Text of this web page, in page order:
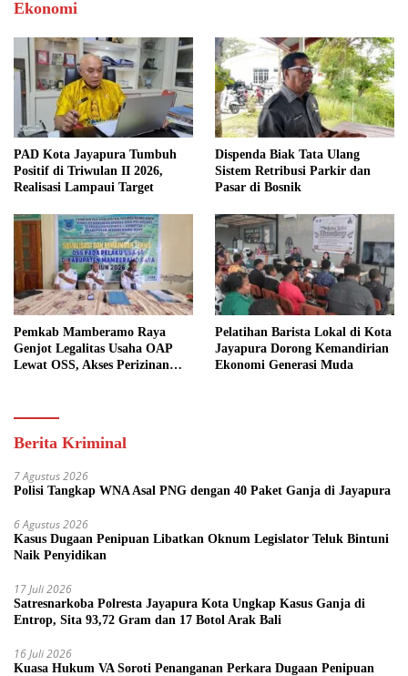
Ekonomi
PAD Kota Jayapura Tumbuh
Positif di Triwulan II 2026,
Realisasi Lampaui Target
Dispenda Biak Tata Ulang
Sistem Retribusi Parkir dan
Pasar di Bosnik
Pemkab Mamberamo Raya
Genjot Legalitas Usaha OAP
Lewat OSS, Akses Perizinan
Pelatihan Barista Lokal di Kota
Jayapura Dorong Kemandirian
Ekonomi Generasi Muda
Berita Kriminal
7 Agustus 2026
Polisi Tangkap WNA Asal PNG dengan 40 Paket Ganja di Jayapura
6 Agustus 2026
Kasus Dugaan Penipuan Libatkan Oknum Legislator Teluk Bintuni
Naik Penyidikan
17 Juli 2026
Satresnarkoba Polresta Jayapura Kota Ungkap Kasus Ganja di
Entrop, Sita 93,72 Gram dan 17 Botol Arak Bali
16 Juli 2026
Kuasa Hukum VA Soroti Penanganan Perkara Dugaan Penipuan